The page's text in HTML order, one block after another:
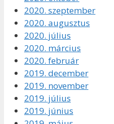
2020. szeptember
2020. augusztus
2020. július
2020. március
2020. február
2019. december
2019. november
2019. július
2019. június